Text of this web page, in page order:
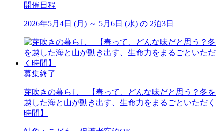
開催日程
2026年5月4日 (月) ～ 5月6日 (水) の 2泊3日
募集終了
芽吹きの暮らし 【春って、どんな味だと思う？冬を
越した海と山が動き出す、生命力をまるごといただく
時間】